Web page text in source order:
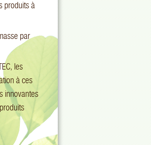
produits à
par
les
à ces
innovantes